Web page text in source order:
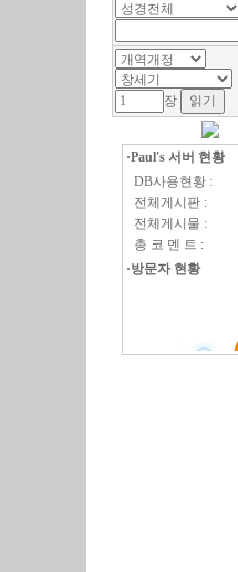
장
·Paul's 서버 현황
DB사용현황 :
전체게시판 :
전체게시물 :
총 코 멘 트 :
·방문자 현황